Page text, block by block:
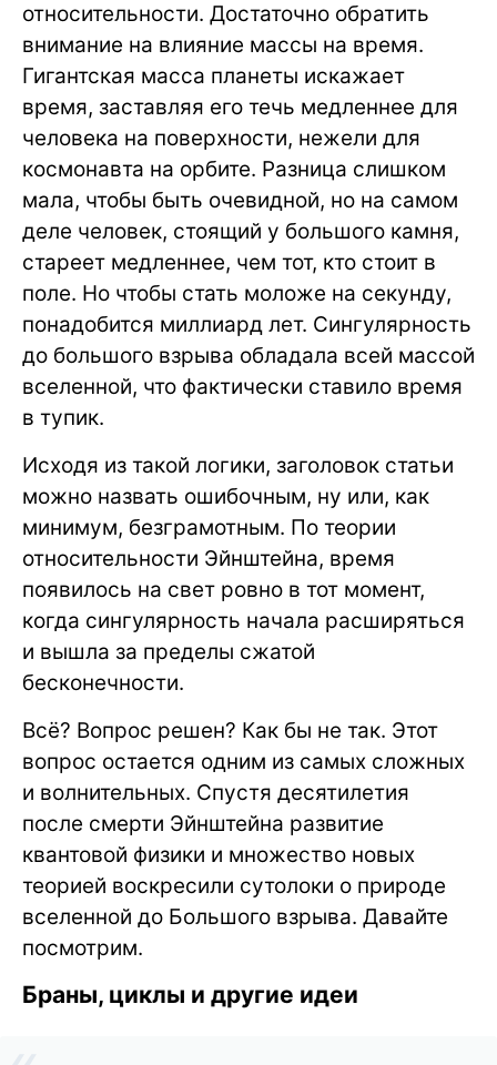
относительности. Достаточно обратить
внимание на влияние массы на время.
Гигантская масса планеты искажает
время, заставляя его течь медленнее для
человека на поверхности, нежели для
космонавта на орбите. Разница слишком
мала, чтобы быть очевидной, но на самом
деле человек, стоящий у большого камня,
стареет медленнее, чем тот, кто стоит в
поле. Но чтобы стать моложе на секунду,
понадобится миллиард лет. Сингулярность
до большого взрыва обладала всей массой
вселенной, что фактически ставило время
в тупик.
Исходя из такой логики, заголовок статьи
можно назвать ошибочным, ну или, как
минимум, безграмотным. По теории
относительности Эйнштейна, время
появилось на свет ровно в тот момент,
когда сингулярность начала расширяться
и вышла за пределы сжатой
бесконечности.
Всё? Вопрос решен? Как бы не так. Этот
вопрос остается одним из самых сложных
и волнительных. Спустя десятилетия
после смерти Эйнштейна развитие
квантовой физики и множество новых
теорией воскресили сутолоки о природе
вселенной до Большого взрыва. Давайте
посмотрим.
Браны, циклы и другие идеи